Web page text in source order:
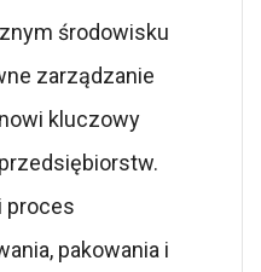
środowisku
zarządzanie
kluczowy
proces
pakowania i